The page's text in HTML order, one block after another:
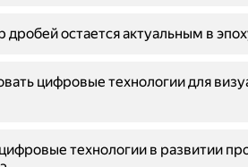
дробей остается актуальным в
цифровые технологии для
технологии в развитии